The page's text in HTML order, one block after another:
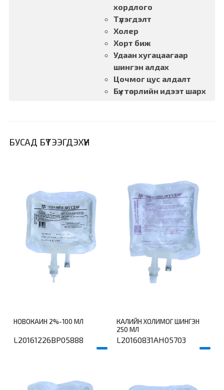
хордлого
Түлэгдэлт
Холер
Хорт биж
Удаан хугацаагаар
шингэн алдах
Цочмог цус алдалт
Бүх төрлийн идээт шарх
БУСАД БҮТЭЭГДЭХҮҮН
НОВОКАИН 2%-100 МЛ
L20161226BP05888
дэлгэрэнгүй
КАЛИЙН ХОЛИМОГ ШИНГЭН
250 МЛ
L20160831AH05703